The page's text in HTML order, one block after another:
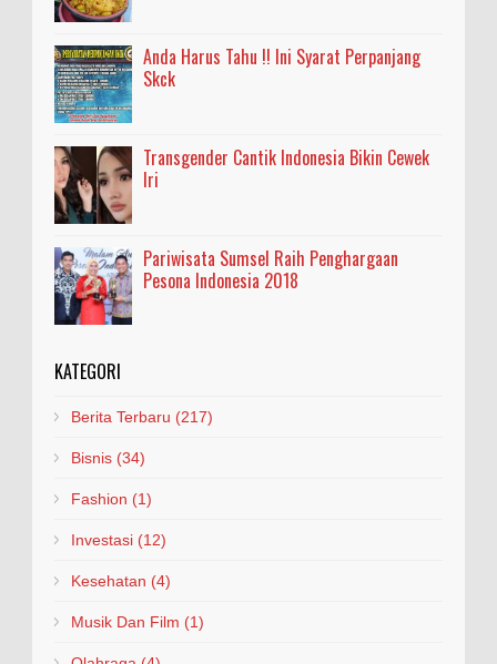
Anda Harus Tahu !! Ini Syarat Perpanjang
Skck
Transgender Cantik Indonesia Bikin Cewek
Iri
Pariwisata Sumsel Raih Penghargaan
Pesona Indonesia 2018
KATEGORI
Berita Terbaru (217)
Bisnis (34)
Fashion (1)
Investasi (12)
Kesehatan (4)
Musik Dan Film (1)